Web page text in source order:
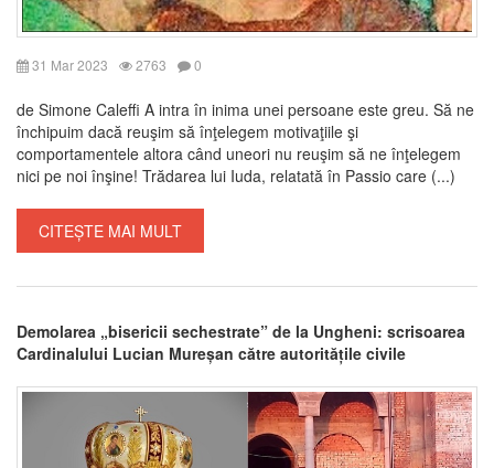
31 Mar 2023 2763 0
de Simone Caleffi A intra în inima unei persoane este greu. Să ne
închipuim dacă reuşim să înţelegem motivaţiile şi
comportamentele altora când uneori nu reuşim să ne înţelegem
nici pe noi înşine! Trădarea lui Iuda, relatată în Passio care (...)
CITEȘTE MAI MULT
Demolarea „bisericii sechestrate” de la Ungheni: scrisoarea
Cardinalului Lucian Mureșan către autoritățile civile